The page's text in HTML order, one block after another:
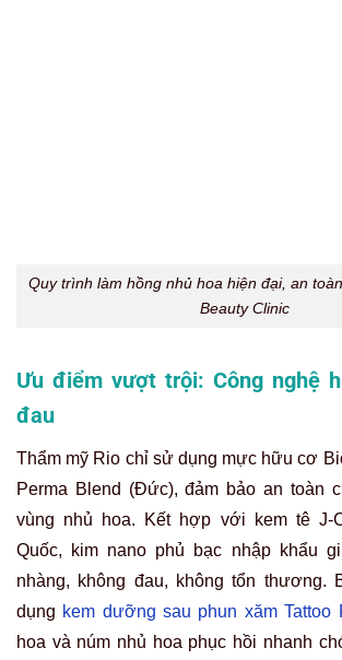
trì bền màu 3-5 năm tùy cơ địa khách
chuẩn, không bị sạm lại, không lo
bảo hiệu quả lâu dài và quyền lợi khách
Đội ngũ nghệ nhân Rio đều là những
thưởng quốc tế trong ngành thẩm mỹ
Vương Thiên Lợi, Master Phạm Thanh
Laser Trần Mạnh Thắng. Với kỹ thuật
nghề tinh xảo, mỗi khách hàng đều được
phương pháp cá nhân hóa để đạt kết